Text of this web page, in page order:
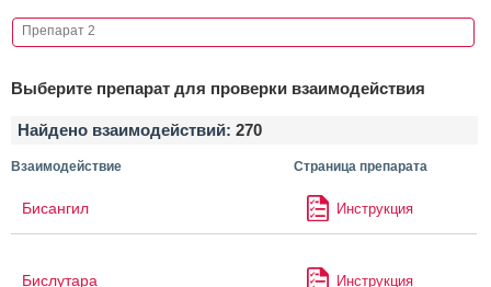
Выберите препарат для проверки взаимодействия
Найдено взаимодействий: 270
Взаимодействие Страница препарата
Бисангил Инструкция
Бислутара Инструкция